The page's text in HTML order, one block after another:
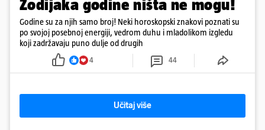
Zodijaka godine ništa ne mogu!
Godine su za njih samo broj! Neki horoskopski znakovi poznati su
po svojoj posebnoj energiji, vedrom duhu i mladolikom izgledu
koji zadržavaju puno dulje od drugih
4 44
Učitaj više